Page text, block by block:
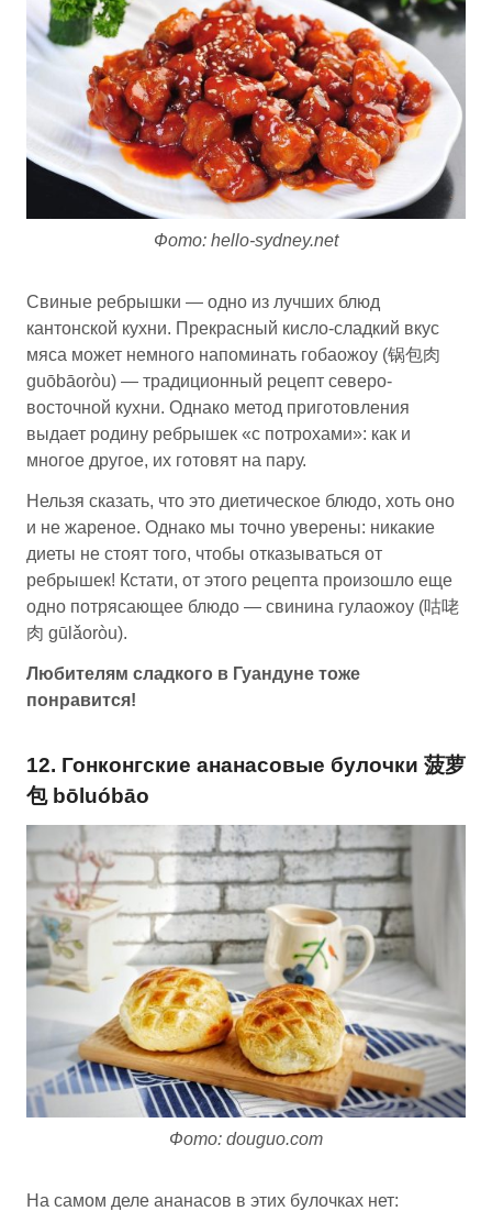
Фото: hello-sydney.net
Свиные ребрышки — одно из лучших блюд
кантонской кухни. Прекрасный кисло-сладкий вкус
мяса может немного напоминать гобаожоу (锅包肉
guōbāoròu) — традиционный рецепт северо-
восточной кухни. Однако метод приготовления
выдает родину ребрышек «с потрохами»: как и
многое другое, их готовят на пару.
Нельзя сказать, что это диетическое блюдо, хоть оно
и не жареное. Однако мы точно уверены: никакие
диеты не стоят того, чтобы отказываться от
ребрышек! Кстати, от этого рецепта произошло еще
одно потрясающее блюдо — свинина гулаожоу (咕咾
肉 gūlǎoròu).
Любителям сладкого в Гуандуне тоже
понравится!
12. Гонконгские ананасовые булочки 菠萝
包 bōluóbāo
Фото: douguo.com
На самом деле ананасов в этих булочках нет: